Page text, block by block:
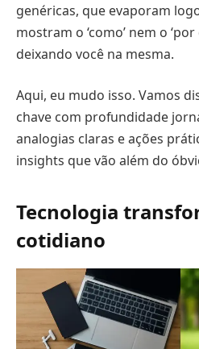
genéricas, que evaporam
mostram o ‘como’ nem o
deixando você na mesma.
Aqui, eu mudo isso. Vamos
chave com profundidade
analogias claras e ações
insights que vão além do
Tecnologia
cotidiano